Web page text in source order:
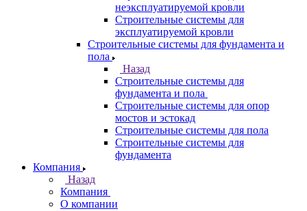
неэксплуатируемой кровли
Строительные системы для
эксплуатируемой кровли
Строительные системы для фундамента и
пола
Назад
Строительные системы для
фундамента и пола
Строительные системы для опор
мостов и эстокад
Строительные системы для пола
Строительные системы для
фундамента
Компания
Назад
Компания
О компании